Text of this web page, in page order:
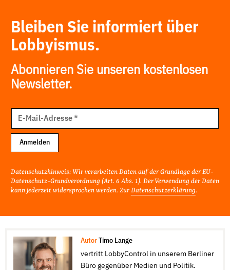
Bleiben Sie informiert über
Lobbyismus.
Abonnieren Sie unseren kostenlosen
Newsletter.
Mail
Adresse
E-Mail-Adresse*
Anmelden
Datenschutzhinweis: Wir verarbeiten Daten auf der Grundlage der EU-
Datenschutz-Grundverordnung (Art. 6 Abs. 1). Der Verwendung der Daten
kann jederzeit widersprochen werden. Zur Datenschutzerklärung.
Autor Timo Lange
vertritt LobbyControl in unserem Berliner
Büro gegenüber Medien und Politik.